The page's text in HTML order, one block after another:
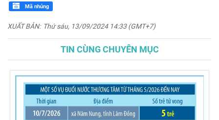
Mã nhúng
XUẤT BẢN: Thứ sáu, 13/09/2024 14:33 (GMT+7)
TIN CÙNG CHUYÊN MỤC